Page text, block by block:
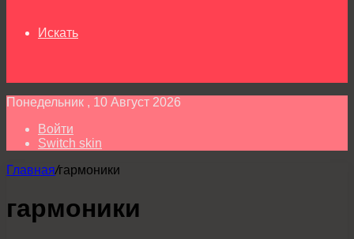
Искать
Понедельник , 10 Август 2026
Войти
Switch skin
Главная/гармоники
гармоники